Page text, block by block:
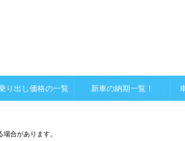
り出し価格の一覧 新車の納期一覧！
合があります。